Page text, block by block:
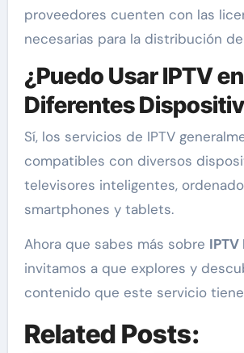
proveedores cuenten con las
necesarias para la distribución
¿Puedo Usar IPTV en
Diferentes
Sí, los servicios de IPTV
compatibles con diversos
televisores inteligentes,
smartphones y tablets.
Ahora que sabes más sobre IPTV
invitamos a que explores y
contenido que este servicio
Related Posts: